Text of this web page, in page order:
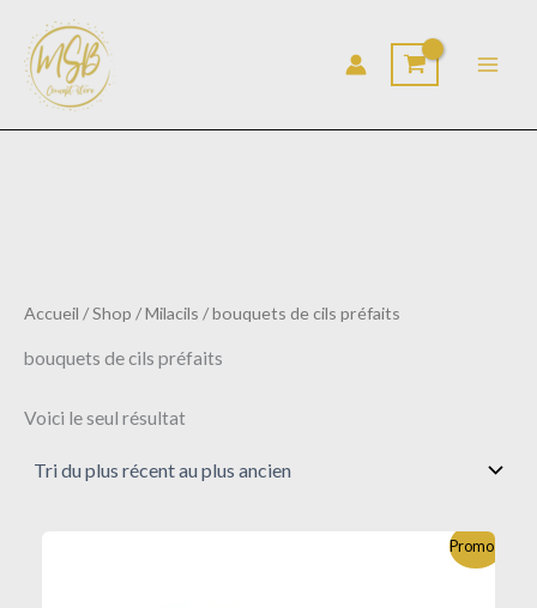
contenu
Accueil /Shop /Milacils / bouquets de cils préfaits
bouquets de cils préfaits
Voici le seul résultat
Promo !